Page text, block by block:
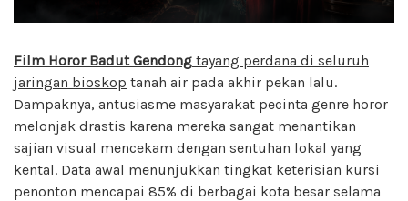
Film Horor Badut Gendong tayang perdana di seluruh
jaringan bioskop tanah air pada akhir pekan lalu.
Dampaknya, antusiasme masyarakat pecinta genre horor
melonjak drastis karena mereka sangat menantikan
sajian visual mencekam dengan sentuhan lokal yang
kental. Data awal menunjukkan tingkat keterisian kursi
penonton mencapai 85% di berbagai kota besar selama